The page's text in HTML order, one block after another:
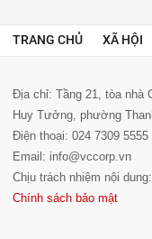
TRANG CHỦ XÃ HỘI
Địa chỉ: Tầng 21, tòa nhà
Huy Tưởng, phường
Điện thoại: 024 7309
Email: info@vccorp.vn
Chịu trách nhiệm nội
Chính sách bảo mật